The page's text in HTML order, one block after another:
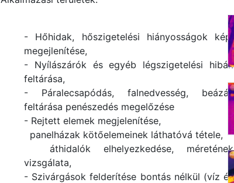
- Hőhidak, hőszigetelési hiányosságok képi
megejlenítése,
- Nyílászárók és egyéb légszigetelési hibák
feltárása,
- Páralecsapódás, falnedvesség, beázás
feltárása penészedés megelőzése
- Rejtett elemek megjelenítése,
panelházak kötőelemeinek láthatóvá tétele,
áthidalók elhelyezkedése, méretének
vizsgálata,
- Szivárgások felderítése bontás nélkül (víz és